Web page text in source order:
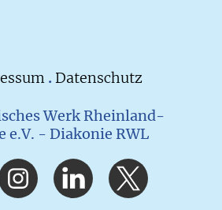
. Datenschutz
Werk Rheinland-
e.V. - Diakonie RWL